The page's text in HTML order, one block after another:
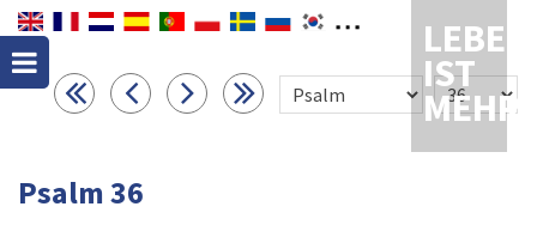
LEBEN
IST
MEHR
Psalm 36